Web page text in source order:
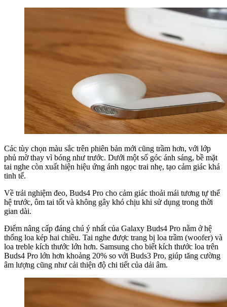
Các tùy chọn màu sắc trên phiên bản mới cũng trầm hơn, với lớp
phủ mờ thay vì bóng như trước. Dưới một số góc ánh sáng, bề mặt
tai nghe còn xuất hiện hiệu ứng ánh ngọc trai nhẹ, tạo cảm giác khá
tinh tế.
Về trải nghiệm đeo, Buds4 Pro cho cảm giác thoải mái tương tự thế
hệ trước, ôm tai tốt và không gây khó chịu khi sử dụng trong thời
gian dài.
Điểm nâng cấp đáng chú ý nhất của Galaxy Buds4 Pro nằm ở hệ
thống loa kép hai chiều. Tai nghe được trang bị loa trầm (woofer) và
loa treble kích thước lớn hơn. Samsung cho biết kích thước loa trên
Buds4 Pro lớn hơn khoảng 20% so với Buds3 Pro, giúp tăng cường
âm lượng cũng như cải thiện độ chi tiết của dải âm.